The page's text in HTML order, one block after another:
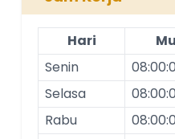
Hari
Senin
Selasa
Rabu